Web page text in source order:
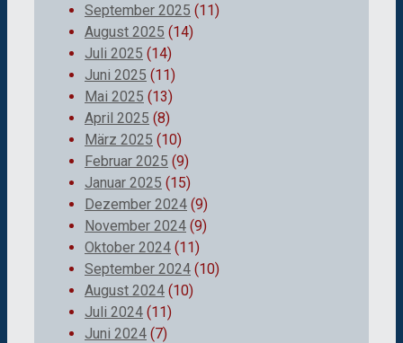
September 2025 (11)
August 2025 (14)
Juli 2025 (14)
Juni 2025 (11)
Mai 2025 (13)
April 2025 (8)
März 2025 (10)
Februar 2025 (9)
Januar 2025 (15)
Dezember 2024 (9)
November 2024 (9)
Oktober 2024 (11)
September 2024 (10)
August 2024 (10)
Juli 2024 (11)
Juni 2024 (7)